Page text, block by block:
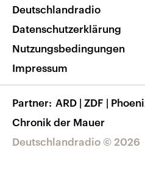
Nachrichten App
Frequenzen
Veranstaltungen
Musikliste
RSS
Barrierefreiheit
Deutschlandradio © 2026
Deutschlandradio
Datenschutzerklärung
Nutzungsbedingungen
Impressum
Partner ARD | ZDF |
Chronik der Mauer